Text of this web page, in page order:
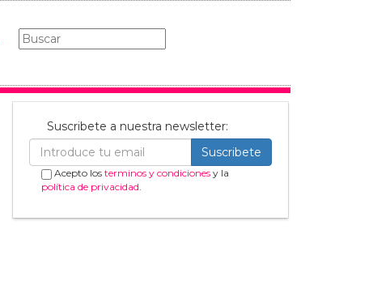
Suscribete a nuestra newsletter:
Suscribete
Acepto los terminos y condicionesy la
política de privacidad.